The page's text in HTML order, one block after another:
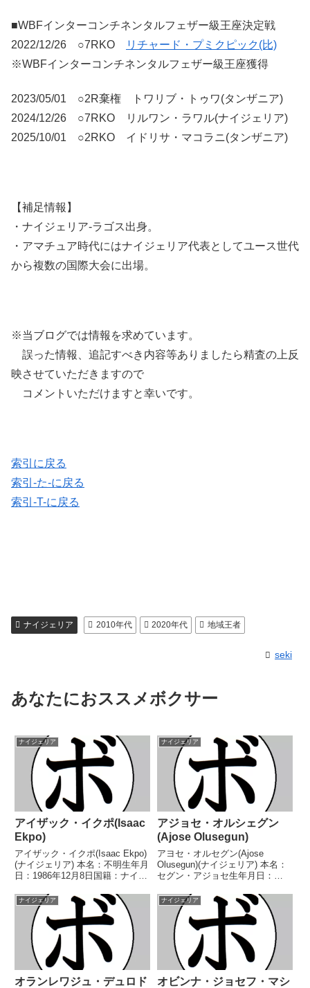
■WBFインターコンチネンタルフェザー級王座決定戦
2022/12/26 ○7RKO
リチャード・プミクピック(比)
※WBFインターコンチネンタルフェザー級王座獲得
2023/05/01 ○2R棄権 トワリブ・トゥワ(タンザニア)
2024/12/26 ○7RKO リルワン・ラワル(ナイジェリア)
2025/10/01 ○2RKO イドリサ・マコラニ(タンザニア)
【補足情報】
・ナイジェリア-ラゴス出身。
・アマチュア時代にはナイジェリア代表としてユース世代
から複数の国際大会に出場。
※当ブログでは情報を求めています。
誤った情報、追記すべき内容等ありましたら精査の上反
映させていただきますので
コメントいただけますと幸いです。
索引に戻る
索引-た-に戻る
索引-T-に戻る
ナイジェリア 2010年代 2020年代 地域王者
seki
あなたにおススメボクサー
ナイジェリア
アイザック・イクポ(Isaac
Ekpo)
アイザック・イクポ(Isaac Ekpo)
(ナイジェリア) 本名：不明生年月
日：1986年12月8日国籍：ナイジ
敗 【獲得タイトル】ナイジェリ
アライトヘビー級王座西アフリカ
スーパーミドル級王座WBOア
フ...
ナイジェリア
アジョセ・オルシェグン
(Ajose Olusegun)
アヨセ・オルセグン(Ajose
Olusegun)(ナイジェリア) 本名：
セグン・アジョセ生年月日：
ア・英戦績：34戦32勝(14KO)2
敗 【獲得タイトル】ナイジェリ
アスーパーライト級王座BBBofC
英...
ナイジェリア
オランレワジュ・デュロド
ナイジェリア
オビンナ・ジョセフ・マシ